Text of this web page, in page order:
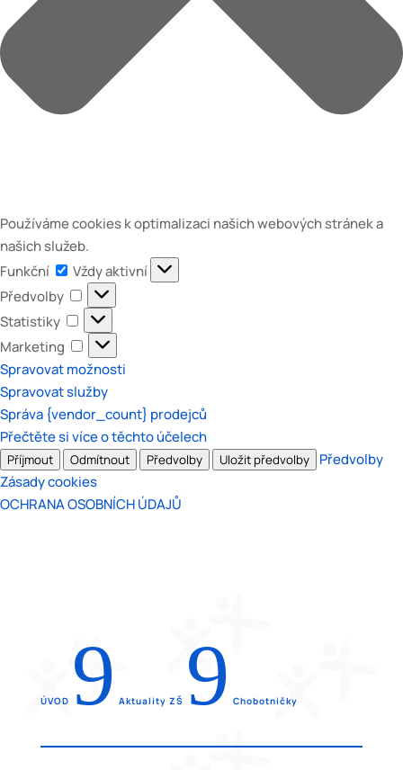
Používáme cookies k optimalizaci našich webových stránek a
našich služeb.
Funkční
Funkční
Vždy aktivní
Předvolby
Předvolby
Statistiky
Statistiky
Marketing
Marketing
Spravovat možnosti
Spravovat služby
Správa {vendor_count} prodejců
Přečtěte si více o těchto účelech
Příjmout Odmítnout Předvolby Uložit předvolby
Předvolby
Zásady cookies
OCHRANA OSOBNÍCH ÚDAJŮ
ÚVOD 9 Aktuality ZŠ 9 Chobotničky